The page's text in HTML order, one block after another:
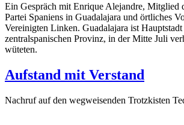
Ein Gespräch mit Enrique Alejandre, Mitglied
Partei Spaniens in Guadalajara und örtliches
Vereinigten Linken. Guadalajara ist
zentralspanischen Provinz, in der Mitte Juli
wüteten.
Aufstand mit Verstand
Nachruf auf den wegweisenden Trotzkisten